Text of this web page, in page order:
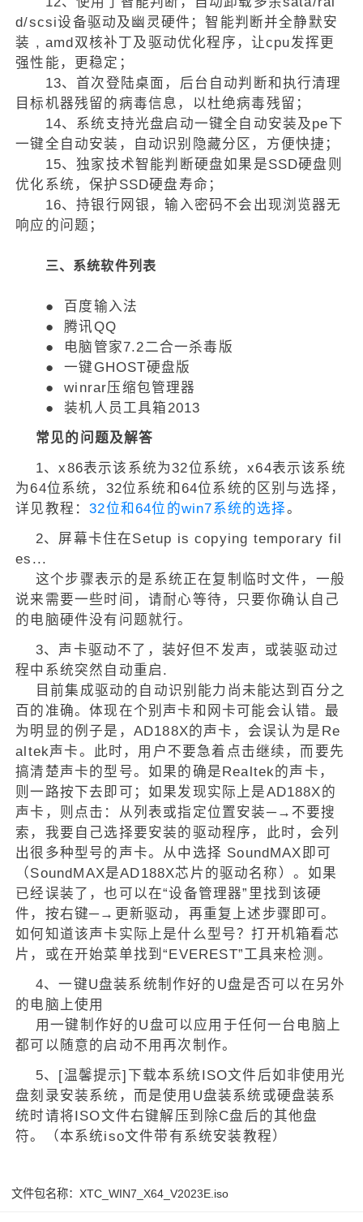
d/scsi设备驱动及幽灵硬件；智能判断并全静默安
装 , amd双核补丁及驱动优化程序，让cpu发挥更
强性能，更稳定；
13、首次登陆桌面，后台自动判断和执行清理
目标机器残留的病毒信息，以杜绝病毒残留；
14、系统支持光盘启动一键全自动安装及pe下
一键全自动安装，自动识别隐藏分区，方便快捷；
15、独家技术智能判断硬盘如果是SSD硬盘则
优化系统，保护SSD硬盘寿命；
16、持银行网银，输入密码不会出现浏览器无
响应的问题；
三、系统软件列表
● 百度输入法
● 腾讯QQ
● 电脑管家7.2二合一杀毒版
● 一键GHOST硬盘版
● winrar压缩包管理器
● 装机人员工具箱2013
常见的问题及解答
1、x86表示该系统为32位系统，x64表示该系统
为64位系统，32位系统和64位系统的区别与选择，
详见教程：32位和64位的win7系统的选择。
2、屏幕卡住在Setup is copying temporary fil
es...
这个步骤表示的是系统正在复制临时文件，一般
说来需要一些时间，请耐心等待，只要你确认自己
的电脑硬件没有问题就行。
3、声卡驱动不了，装好但不发声，或装驱动过
程中系统突然自动重启.
目前集成驱动的自动识别能力尚未能达到百分之
百的准确。体现在个别声卡和网卡可能会认错。最
为明显的例子是，AD188X的声卡，会误认为是Re
altek声卡。此时，用户不要急着点击继续，而要先
搞清楚声卡的型号。如果的确是Realtek的声卡，
则一路按下去即可；如果发现实际上是AD188X的
声卡，则点击：从列表或指定位置安装─→不要搜
索，我要自己选择要安装的驱动程序，此时，会列
出很多种型号的声卡。从中选择 SoundMAX即可
（SoundMAX是AD188X芯片的驱动名称）。如果
已经误装了，也可以在“设备管理器”里找到该硬
件，按右键─→更新驱动，再重复上述步骤即可。
如何知道该声卡实际上是什么型号？打开机箱看芯
片，或在开始菜单找到“EVEREST”工具来检测。
4、一键U盘装系统制作好的U盘是否可以在另外
的电脑上使用
用一键制作好的U盘可以应用于任何一台电脑上
都可以随意的启动不用再次制作。
5、 [温馨提示] 下载本系统ISO文件后如非使用光
盘刻录安装系统，而是使用U盘装系统或硬盘装系
统时请将ISO文件右键解压到除C盘后的其他盘
符。（本系统iso文件带有系统安装教程）
文件包名称：XTC_WIN7_X64_V2023E.iso